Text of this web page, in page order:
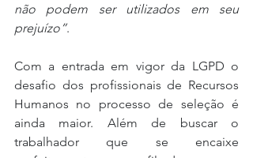
não podem ser utilizados em seu
prejuízo”.
Com a entrada em vigor da LGPD o
desafio dos profissionais de Recursos
Humanos no processo de seleção é
ainda maior. Além de buscar o
trabalhador que se encaixe